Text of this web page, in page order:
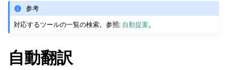
参考
対応するツールの一覧の検索。参照: 自動提案。
自動翻訳